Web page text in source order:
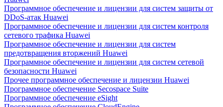
Программное обеспечение и лицензии для систем защиты от
DDoS-атак Huawei
Программное обеспечение и лицензии для систем контроля
сетевого трафика Huawei
Программное обеспечение и лицензии для систем
предотвращения вторжений Huawei
Программное обеспечение и лицензии для систем сетевой
безопасности Huawei
Прочее программное обеспечение и лицензии Huawei
Программное обеспечение Secospace Suite
Программное обеспечение eSight